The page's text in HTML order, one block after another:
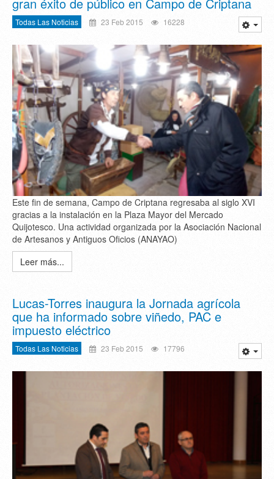
Todas Las Noticias 23 Feb 2015 16228
Este fin de semana, Campo de Criptana regresaba al siglo XVI
gracias a la instalación en la Plaza Mayor del Mercado
Quijotesco. Una actividad organizada por la Asociación Nacional
de Artesanos y Antiguos Oficios (ANAYAO)
Leer más...
Lucas-Torres inaugura la Jornada agrícola
que ha informado sobre viñedo, PAC e
impuesto eléctrico
Todas Las Noticias 23 Feb 2015 17796